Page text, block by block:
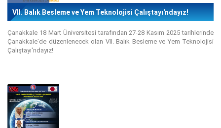
VII. Balık Besleme ve Yem Teknolojisi Çalıştayı'ndayız!
Çanakkale 18 Mart Üniversitesi tarafından 27-28 Kasım 2025 tarihlerinde
Çanakkale'de düzenlenecek olan VII. Balık Besleme ve Yem Teknolojisi
Çalıştayı'ndayız!